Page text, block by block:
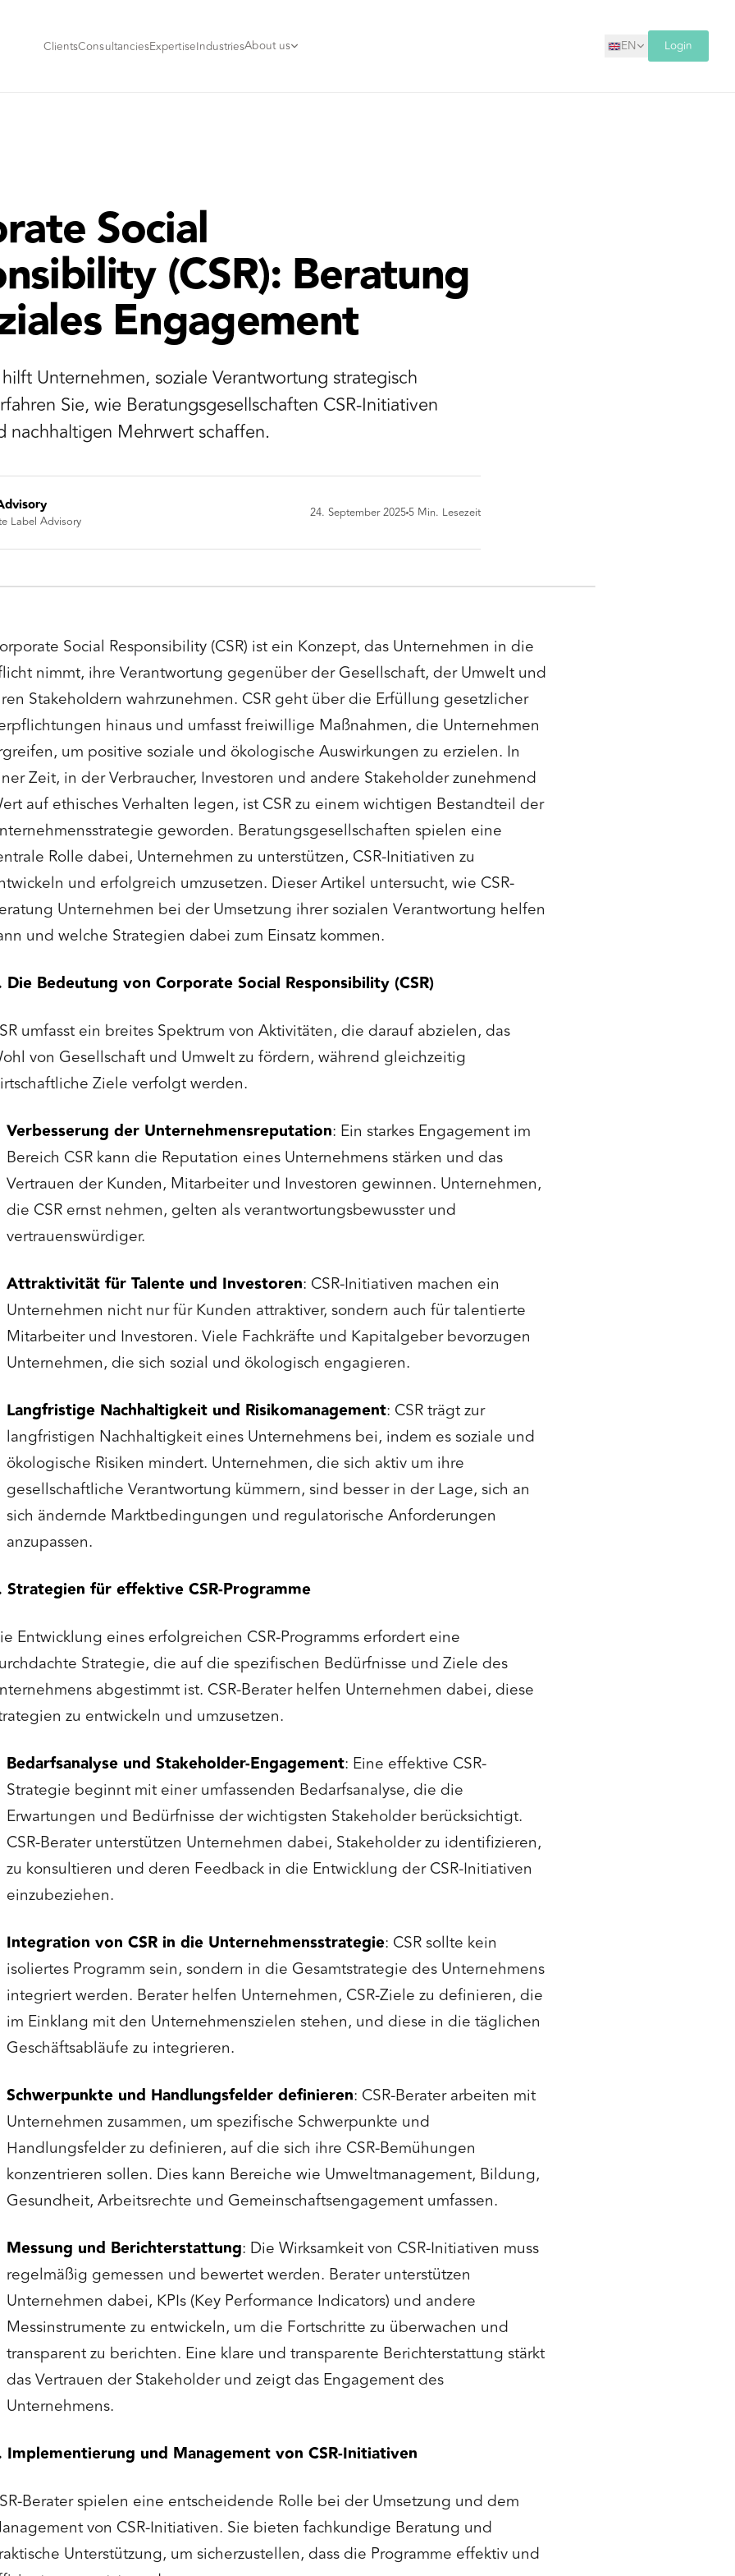
ClientsConsultanciesExpertiseIndustriesAbout us EN Login
Social
(CSR): Beratung
Engagement
Unternehmen, soziale Verantwortung strategisch
Sie, wie Beratungsgesellschaften CSR-Initiativen
nachhaltigen Mehrwert schaffen.
Label Advisory
24. September 2025 5 Min. Lesezeit
Social Responsibility (CSR) ist ein Konzept, das Unternehmen in die
nimmt, ihre Verantwortung gegenüber der Gesellschaft, der Umwelt und
Stakeholdern wahrzunehmen. CSR geht über die Erfüllung gesetzlicher
hinaus und umfasst freiwillige Maßnahmen, die Unternehmen
um positive soziale und ökologische Auswirkungen zu erzielen. In
Zeit, in der Verbraucher, Investoren und andere Stakeholder zunehmend
auf ethisches Verhalten legen, ist CSR zu einem wichtigen Bestandteil der
geworden. Beratungsgesellschaften spielen eine
Rolle dabei, Unternehmen zu unterstützen, CSR-Initiativen zu
und erfolgreich umzusetzen. Dieser Artikel untersucht, wie CSR-
Unternehmen bei der Umsetzung ihrer sozialen Verantwortung helfen
und welche Strategien dabei zum Einsatz kommen.
Die Bedeutung von Corporate Social Responsibility (CSR)
umfasst ein breites Spektrum von Aktivitäten, die darauf abzielen, das
von Gesellschaft und Umwelt zu fördern, während gleichzeitig
Ziele verfolgt werden.
Verbesserung der Unternehmensreputation: Ein starkes Engagement im
Bereich CSR kann die Reputation eines Unternehmens stärken und das
Vertrauen der Kunden, Mitarbeiter und Investoren gewinnen. Unternehmen,
die CSR ernst nehmen, gelten als verantwortungsbewusster und
vertrauenswürdiger.
Attraktivität für Talente und Investoren: CSR-Initiativen machen ein
Unternehmen nicht nur für Kunden attraktiver, sondern auch für talentierte
Mitarbeiter und Investoren. Viele Fachkräfte und Kapitalgeber bevorzugen
Unternehmen, die sich sozial und ökologisch engagieren.
Langfristige Nachhaltigkeit und Risikomanagement: CSR trägt zur
langfristigen Nachhaltigkeit eines Unternehmens bei, indem es soziale und
ökologische Risiken mindert. Unternehmen, die sich aktiv um ihre
gesellschaftliche Verantwortung kümmern, sind besser in der Lage, sich an
sich ändernde Marktbedingungen und regulatorische Anforderungen
anzupassen.
Strategien für effektive CSR-Programme
Entwicklung eines erfolgreichen CSR-Programms erfordert eine
Strategie, die auf die spezifischen Bedürfnisse und Ziele des
abgestimmt ist. CSR-Berater helfen Unternehmen dabei, diese
zu entwickeln und umzusetzen.
Bedarfsanalyse und Stakeholder-Engagement: Eine effektive CSR-
Strategie beginnt mit einer umfassenden Bedarfsanalyse, die die
Erwartungen und Bedürfnisse der wichtigsten Stakeholder berücksichtigt.
CSR-Berater unterstützen Unternehmen dabei, Stakeholder zu identifizieren,
zu konsultieren und deren Feedback in die Entwicklung der CSR-Initiativen
einzubeziehen.
Integration von CSR in die Unternehmensstrategie: CSR sollte kein
isoliertes Programm sein, sondern in die Gesamtstrategie des Unternehmens
integriert werden. Berater helfen Unternehmen, CSR-Ziele zu definieren, die
im Einklang mit den Unternehmenszielen stehen, und diese in die täglichen
Geschäftsabläufe zu integrieren.
Schwerpunkte und Handlungsfelder definieren: CSR-Berater arbeiten mit
Unternehmen zusammen, um spezifische Schwerpunkte und
Handlungsfelder zu definieren, auf die sich ihre CSR-Bemühungen
konzentrieren sollen. Dies kann Bereiche wie Umweltmanagement, Bildung,
Gesundheit, Arbeitsrechte und Gemeinschaftsengagement umfassen.
Messung und Berichterstattung: Die Wirksamkeit von CSR-Initiativen muss
regelmäßig gemessen und bewertet werden. Berater unterstützen
Unternehmen dabei, KPIs (Key Performance Indicators) und andere
Messinstrumente zu entwickeln, um die Fortschritte zu überwachen und
transparent zu berichten. Eine klare und transparente Berichterstattung stärkt
das Vertrauen der Stakeholder und zeigt das Engagement des
Unternehmens.
Implementierung und Management von CSR-Initiativen
Berater spielen eine entscheidende Rolle bei der Umsetzung und dem
von CSR-Initiativen. Sie bieten fachkundige Beratung und
Unterstützung, um sicherzustellen, dass die Programme effektiv und